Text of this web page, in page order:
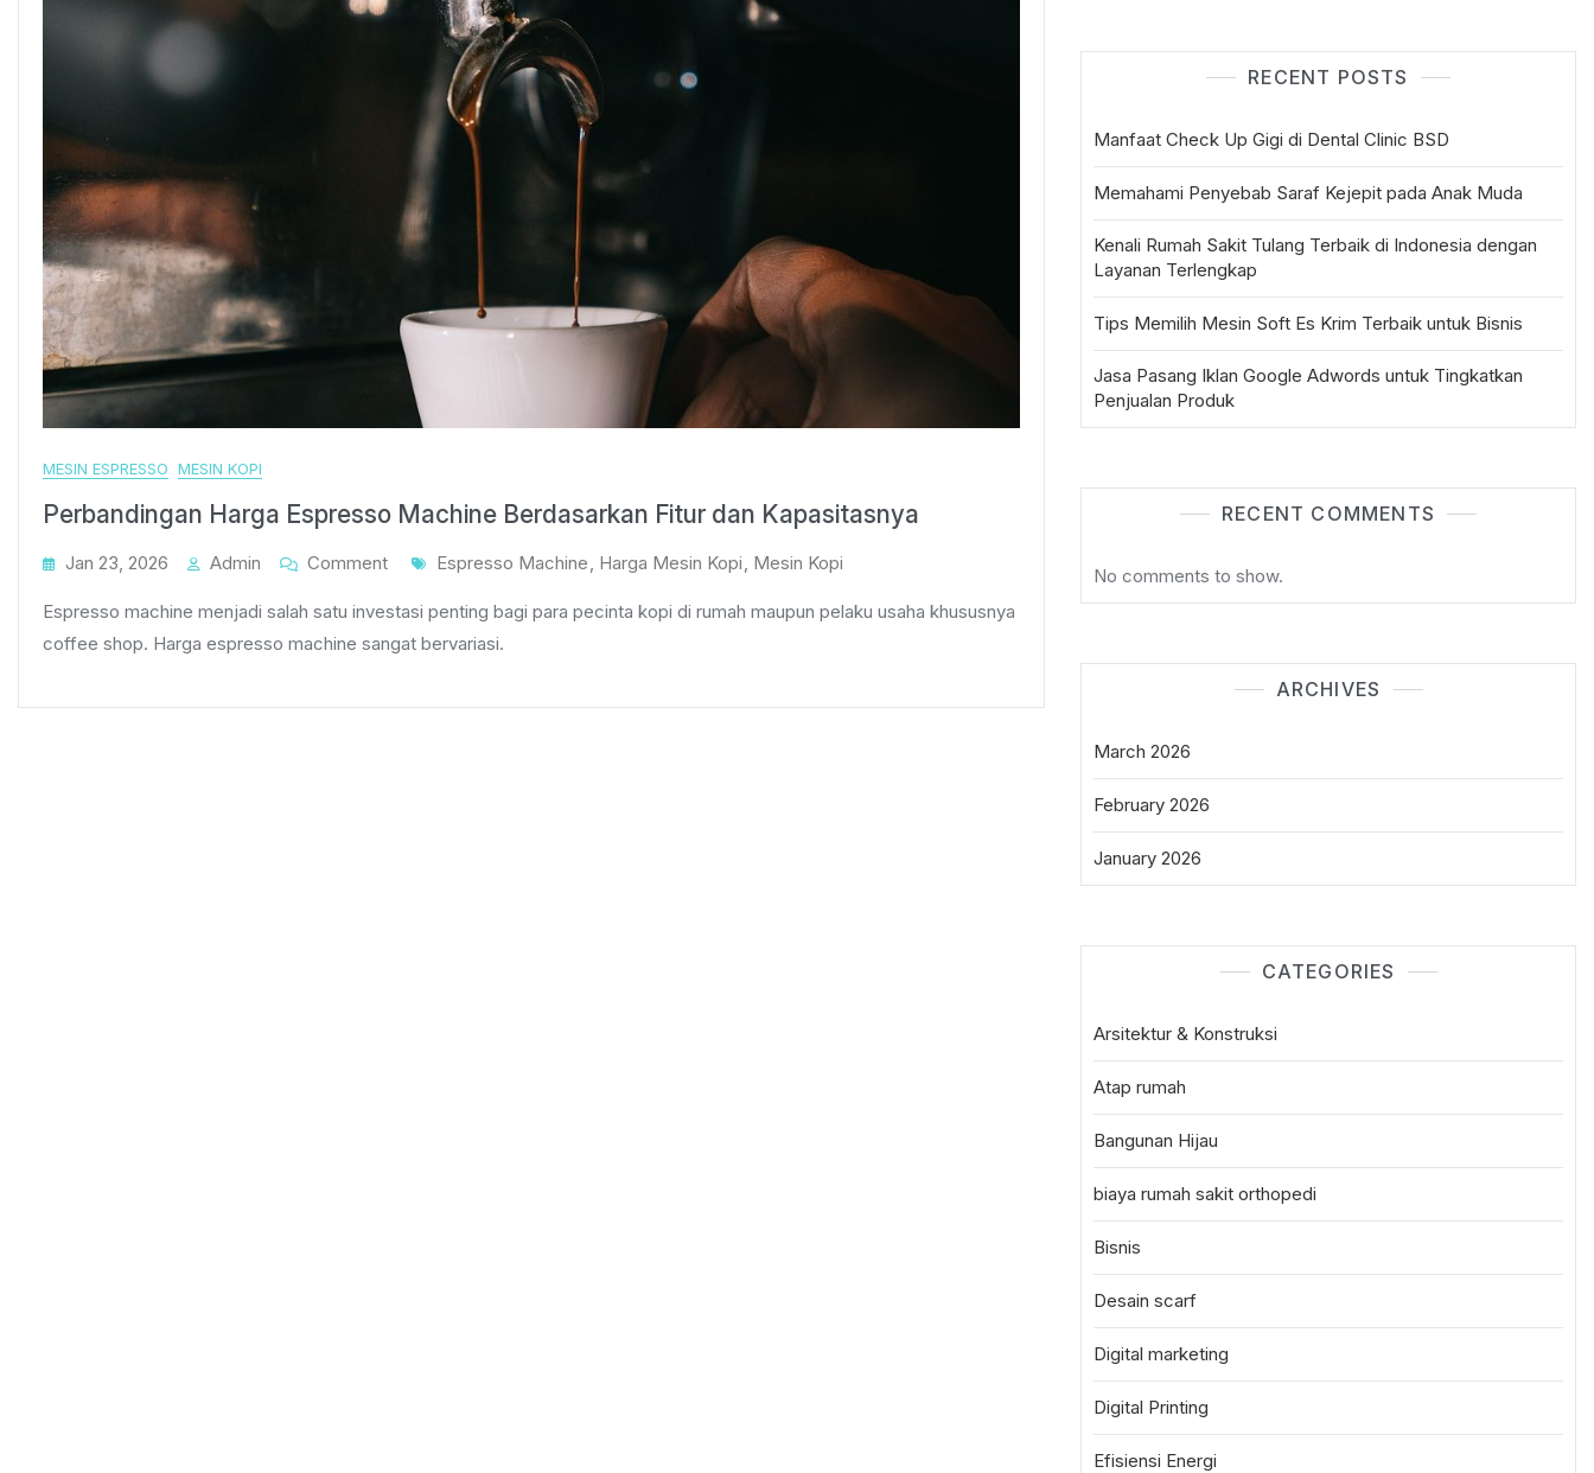
MESIN ESPRESSO MESIN KOPI
Perbandingan Harga Espresso Machine Berdasarkan Fitur dan Kapasitasnya
Jan 23, 2026 Admin CommentOn
Harga
Espresso
Berdasarkan
Tags
Espresso Machine, Harga Mesin Kopi, Mesin Kopi
Espresso machine menjadi salah satu investasi penting bagi para pecinta kopi di rumah maupun pelaku usaha khususnya
coffee shop. Harga espresso machine sangat bervariasi.
RECENT POSTS
Manfaat Check Up Gigi di Dental Clinic BSD
Memahami Penyebab Saraf Kejepit pada Anak Muda
Kenali Rumah Sakit Tulang Terbaik di Indonesia dengan
Layanan Terlengkap
Tips Memilih Mesin Soft Es Krim Terbaik untuk Bisnis
Jasa Pasang Iklan Google Adwords untuk Tingkatkan
Penjualan Produk
RECENT COMMENTS
No comments to show.
ARCHIVES
March 2026
February 2026
January 2026
CATEGORIES
Arsitektur & Konstruksi
Atap rumah
Bangunan Hijau
biaya rumah sakit orthopedi
Bisnis
Desain scarf
Digital marketing
Digital Printing
Efisiensi Energi